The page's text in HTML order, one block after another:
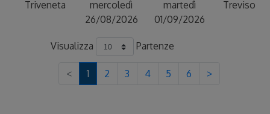
Triveneta
mercoledì
26/08/2026
martedì
01/09/2026
Treviso
Visualizza Partenze
< 1 2 3 4 5 6 >